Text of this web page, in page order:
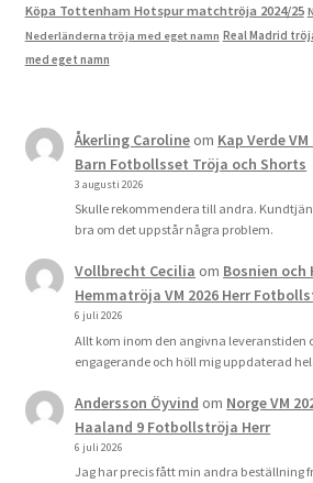
Köpa Tottenham Hotspur matchtröja 2024/25
Nederländerna tröja med eget namn Real Madrid
med eget namn
Åkerling Carolineom Kap Verde
Barn Fotbollsset Tröja och Shorts
3 augusti 2026
Skulle rekommendera till andra.
bra om det uppstår några problem.
Vollbrecht Cecilia om Bosnien och
Hemmatröja VM 2026 Herr
6 juli 2026
Allt kom inom den angivna leveranstiden
engagerande och höll mig uppdaterad
Andersson Öyvind om Norge VM
Haaland 9 Fotbollströja Herr
6 juli 2026
Jag har precis fått min andra beställning